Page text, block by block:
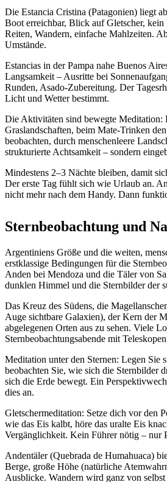
Die Estancia Cristina (Patagonien) liegt
Boot erreichbar, Blick auf Gletscher,
Reiten, Wandern, einfache Mahlzeiten.
Umstände.
Estancias in der Pampa nahe Buenos
Langsamkeit – Ausritte bei
Runden, Asado-Zubereitung. Der
Licht und Wetter bestimmt.
Die Aktivitäten sind bewegte Meditation:
Graslandschaften, beim Mate-Trinken
beobachten, durch menschenleere
strukturierte Achtsamkeit – sondern
Mindestens 2–3 Nächte bleiben, damit
Der erste Tag fühlt sich wie Urlaub an.
nicht mehr nach dem Handy. Dann
Sternbeobachtung und
Argentiniens Größe und die weiten,
erstklassige Bedingungen für die
Anden bei Mendoza und die Täler von
dunklen Himmel und die Sternbilder der
Das Kreuz des Südens, die
Auge sichtbare Galaxien), der Kern der
abgelegenen Orten aus zu sehen. Viele
Sternbeobachtungsabende mit
Meditation unter den Sternen: Legen Sie
beobachten Sie, wie sich die Sternbilder
sich die Erde bewegt. Ein
dies an.
Gletschermeditation: Setze dich vor den
wie das Eis kalbt, höre das uralte Eis
Vergänglichkeit. Kein Führer nötig – nur
Andentäler (Quebrada de Humahuaca)
Berge, große Höhe (natürliche
Ausblicke. Wandern wird ganz von